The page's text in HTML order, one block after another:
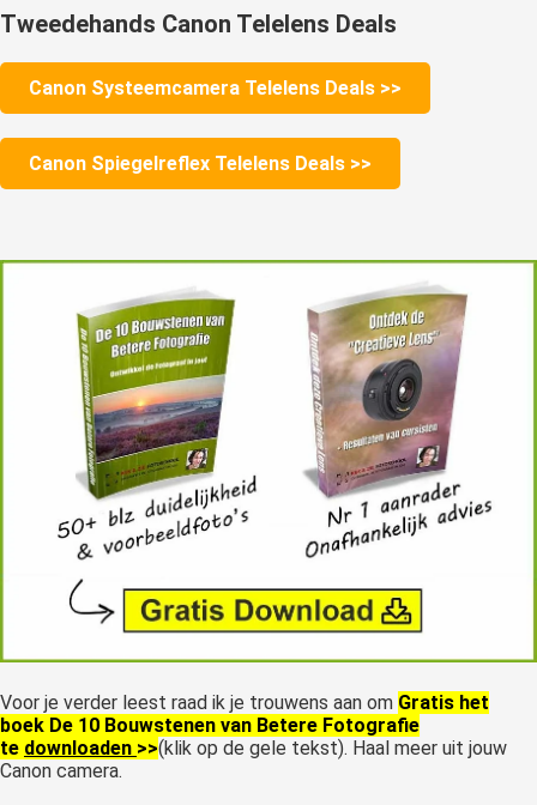
Tweedehands Canon Telelens Deals
Canon Systeemcamera Telelens Deals >>
Canon Spiegelreflex Telelens Deals >>
Voor je verder leest raad ik je trouwens aan om Gratis het
boek De 10 Bouwstenen van Betere Fotografie
te downloaden >>(klik op de gele tekst). Haal meer uit jouw
Canon camera.